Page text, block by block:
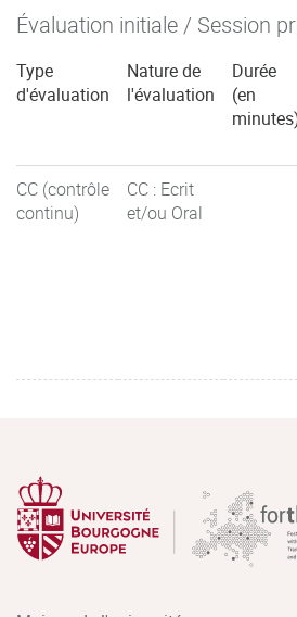
Évaluation initiale / Session
Type
d'évaluation
Nature de
l'évaluation
Durée
(en
CC (contrôle
continu)
CC : Ecrit
et/ou Oral